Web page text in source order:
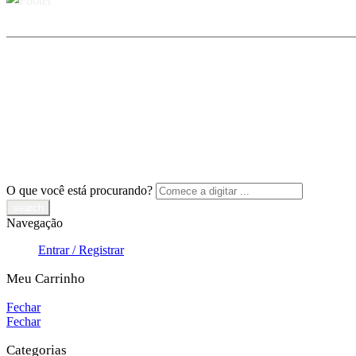
O que você está procurando?
Navegação
Entrar / Registrar
Meu Carrinho
Fechar
Fechar
Categorias